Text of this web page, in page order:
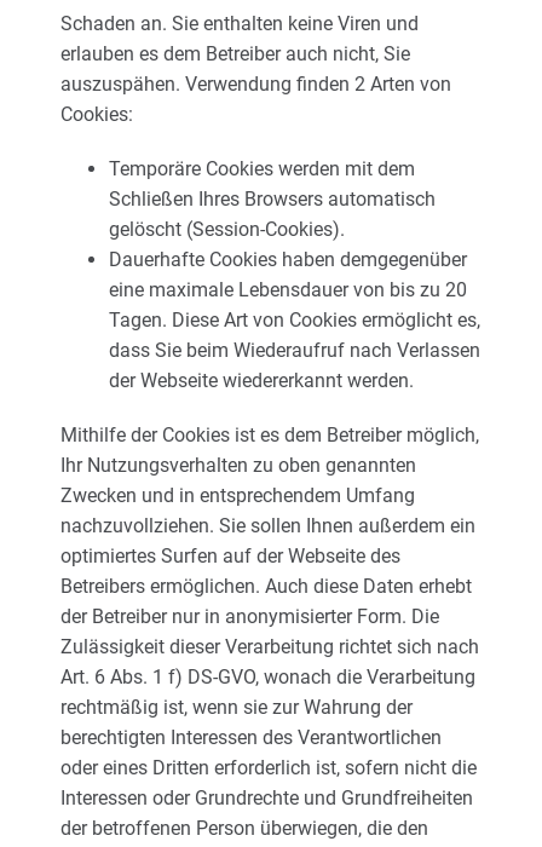
Schaden an. Sie enthalten keine Viren und
erlauben es dem Betreiber auch nicht, Sie
auszuspähen. Verwendung finden 2 Arten von
Cookies:
Temporäre Cookies werden mit dem
Schließen Ihres Browsers automatisch
gelöscht (Session-Cookies).
Dauerhafte Cookies haben demgegenüber
eine maximale Lebensdauer von bis zu 20
Tagen. Diese Art von Cookies ermöglicht es,
dass Sie beim Wiederaufruf nach Verlassen
der Webseite wiedererkannt werden.
Mithilfe der Cookies ist es dem Betreiber möglich,
Ihr Nutzungsverhalten zu oben genannten
Zwecken und in entsprechendem Umfang
nachzuvollziehen. Sie sollen Ihnen außerdem ein
optimiertes Surfen auf der Webseite des
Betreibers ermöglichen. Auch diese Daten erhebt
der Betreiber nur in anonymisierter Form. Die
Zulässigkeit dieser Verarbeitung richtet sich nach
Art. 6 Abs. 1 f) DS-GVO, wonach die Verarbeitung
rechtmäßig ist, wenn sie zur Wahrung der
berechtigten Interessen des Verantwortlichen
oder eines Dritten erforderlich ist, sofern nicht die
Interessen oder Grundrechte und Grundfreiheiten
der betroffenen Person überwiegen, die den